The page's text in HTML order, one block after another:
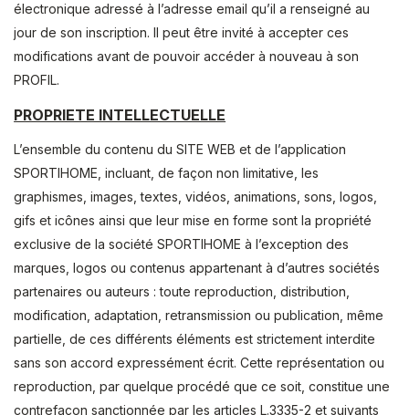
électronique adressé à l’adresse email qu’il a renseigné au
jour de son inscription. Il peut être invité à accepter ces
modifications avant de pouvoir accéder à nouveau à son
PROFIL.
PROPRIETE INTELLECTUELLE
L’ensemble du contenu du SITE WEB et de l’application
SPORTIHOME, incluant, de façon non limitative, les
graphismes, images, textes, vidéos, animations, sons, logos,
gifs et icônes ainsi que leur mise en forme sont la propriété
exclusive de la société SPORTIHOME à l’exception des
marques, logos ou contenus appartenant à d’autres sociétés
partenaires ou auteurs : toute reproduction, distribution,
modification, adaptation, retransmission ou publication, même
partielle, de ces différents éléments est strictement interdite
sans son accord expressément écrit. Cette représentation ou
reproduction, par quelque procédé que ce soit, constitue une
contrefaçon sanctionnée par les articles L.3335-2 et suivants